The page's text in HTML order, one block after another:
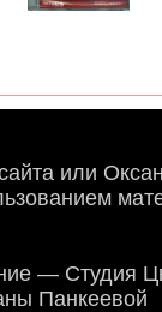
или
— Студия
Панкеевой